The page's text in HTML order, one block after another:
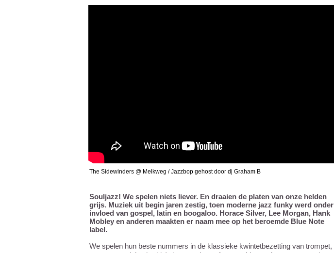
The Sidewinders @ Melkweg / Jazzbop gehost door dj Graham B
Souljazz! We spelen niets liever. En draaien de platen van onze helden
grijs. Muziek uit begin jaren zestig, toen moderne jazz funky werd onder
invloed van gospel, latin en boogaloo. Horace Silver, Lee Morgan, Hank
Mobley en anderen maakten er naam mee op het beroemde Blue Note
label.
We spelen hun beste nummers in de klassieke kwintetbezetting van trompet,